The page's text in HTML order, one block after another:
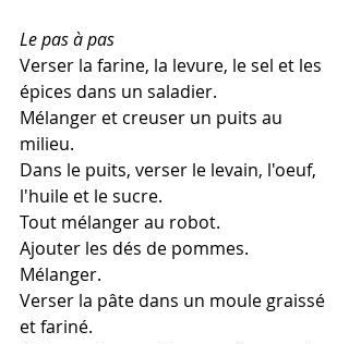
Le pas à pas
Verser la farine, la levure, le sel et les
épices dans un saladier.
Mélanger et creuser un puits au
milieu.
Dans le puits, verser le levain, l'oeuf,
l'huile et le sucre.
Tout mélanger au robot.
Ajouter les dés de pommes.
Mélanger.
Verser la pâte dans un moule graissé
et fariné.